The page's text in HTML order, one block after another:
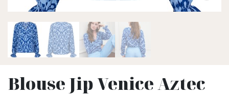
Blouse Jip Venice Aztec